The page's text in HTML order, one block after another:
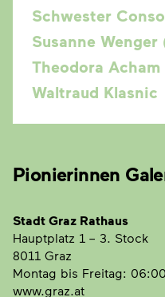
Schwester
Susanne
Theodora Acham
Waltraud Klasnic
Pionierinnen
Stadt Graz Rathaus
Hauptplatz 1 – 3. Stock
8011 Graz
Montag bis Freitag:
www.graz.at